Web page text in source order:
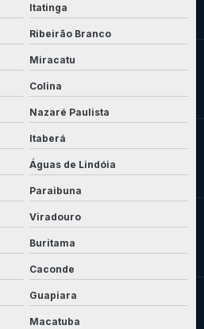
Itatinga
Ribeirão Branco
Miracatu
Colina
Nazaré Paulista
Itaberá
Águas de Lindóia
Paraibuna
Viradouro
Buritama
Caconde
Guapiara
Macatuba